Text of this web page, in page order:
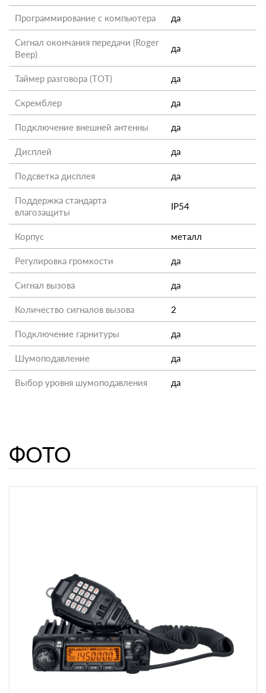
Программирование с компьютера да
Сигнал окончания передачи (Roger
Beep)
да
Таймер разговора (TOT) да
Скремблер да
Подключение внешней антенны да
Дисплей да
Подсветка дисплея да
Поддержка стандарта
влагозащиты
IP54
Корпус металл
Регулировка громкости да
Сигнал вызова да
Количество сигналов вызова 2
Подключение гарнитуры да
Шумоподавление да
Выбор уровня шумоподавления да
ФОТО